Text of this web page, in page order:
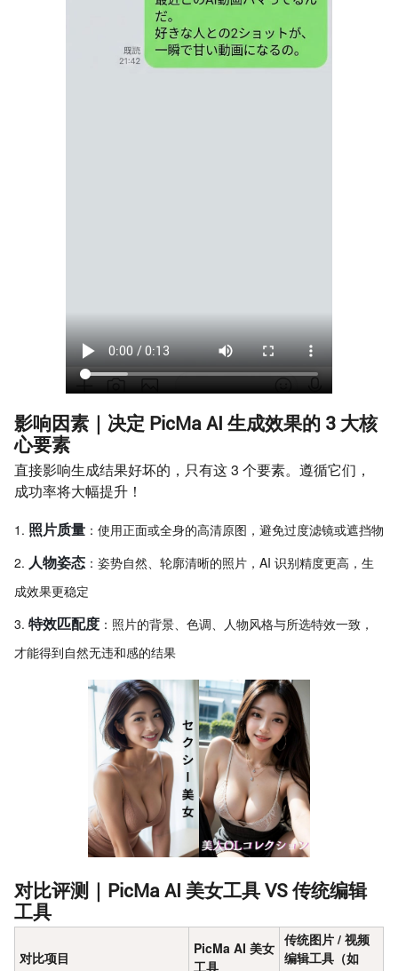
影响因素｜决定 PicMa AI 生成效果的 3 大核
心要素
直接影响生成结果好坏的，只有这 3 个要素。遵循它们，
成功率将大幅提升！
照片质量 ：使用正面或全身的高清原图，避免过度滤镜或遮挡物
人物姿态 ：姿势自然、轮廓清晰的照片，AI 识别精度更高，生
成效果更稳定
特效匹配度 ：照片的背景、色调、人物风格与所选特效一致，
才能得到自然无违和感的结果
对比评测｜PicMa AI 美女工具 VS 传统编辑
工具
对比项目
PicMa AI 美女
工具
传统图片 / 视频
编辑工具（如